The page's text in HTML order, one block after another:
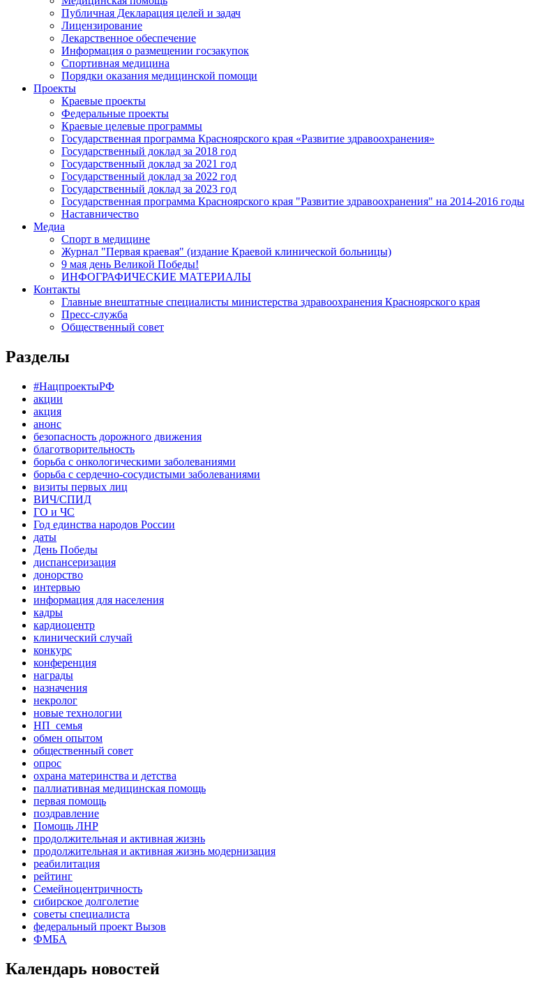
Публичная Декларация целей и задач
Лицензирование
Лекарственное обеспечение
Информация о размещении госзакупок
Спортивная медицина
Порядки оказания медицинской помощи
Проекты
Краевые проекты
Федеральные проекты
Краевые целевые программы
Государственная программа Красноярского края «Развитие здравоохранения»
Государственный доклад за 2018 год
Государственный доклад за 2021 год
Государственный доклад за 2022 год
Государственный доклад за 2023 год
Государственная программа Красноярского края "Развитие здравоохранения" на 2014-2016 годы
Наставничество
Медиа
Спорт в медицине
Журнал "Первая краевая" (издание Краевой клинической больницы)
9 мая день Великой Победы!
ИНФОГРАФИЧЕСКИЕ МАТЕРИАЛЫ
Контакты
Главные внештатные специалисты министерства здравоохранения Красноярского края
Пресс-служба
Общественный совет
Разделы
#НацпроектыРФ
акции
акция
анонс
безопасность дорожного движения
благотворительность
борьба с онкологическими заболеваниями
борьба с сердечно-сосудистыми заболеваниями
визиты первых лиц
ВИЧ/СПИД
ГО и ЧС
Год единства народов России
даты
День Победы
диспансеризация
донорство
интервью
информация для населения
кадры
кардиоцентр
клинический случай
конкурс
конференция
награды
назначения
некролог
новые технологии
НП_семья
обмен опытом
общественный совет
опрос
охрана материнства и детства
паллиативная медицинская помощь
первая помощь
поздравление
Помощь ЛНР
продолжительная и активная жизнь
продолжительная и активная жизнь модернизация
реабилитация
рейтинг
Семейноцентричность
сибирское долголетие
советы специалиста
федеральный проект Вызов
ФМБА
Календарь новостей